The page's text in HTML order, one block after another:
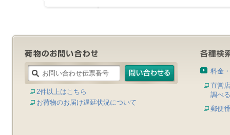
2件以上はこちら
お荷物のお届け遅延状況について
料金
直営
調べる
郵便